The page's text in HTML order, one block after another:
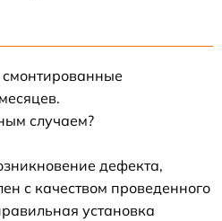
смонтированные
случаем?
дефекта,
с качеством проведенного
установка